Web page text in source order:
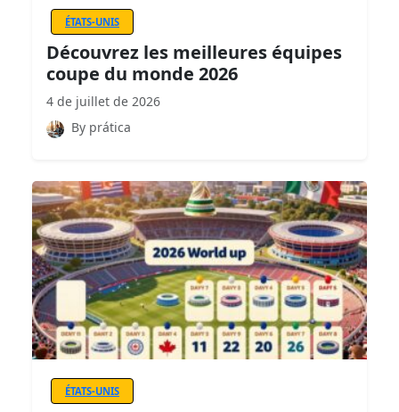
ÉTATS-UNIS
Découvrez les meilleures équipes
coupe du monde 2026
4 de juillet de 2026
By prática
ÉTATS-UNIS